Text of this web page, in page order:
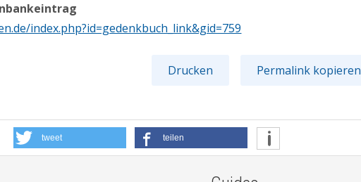
index.php?id=gedenkbuch_link&gid=759
Permalink kopieren
Drucken
tweet teilen